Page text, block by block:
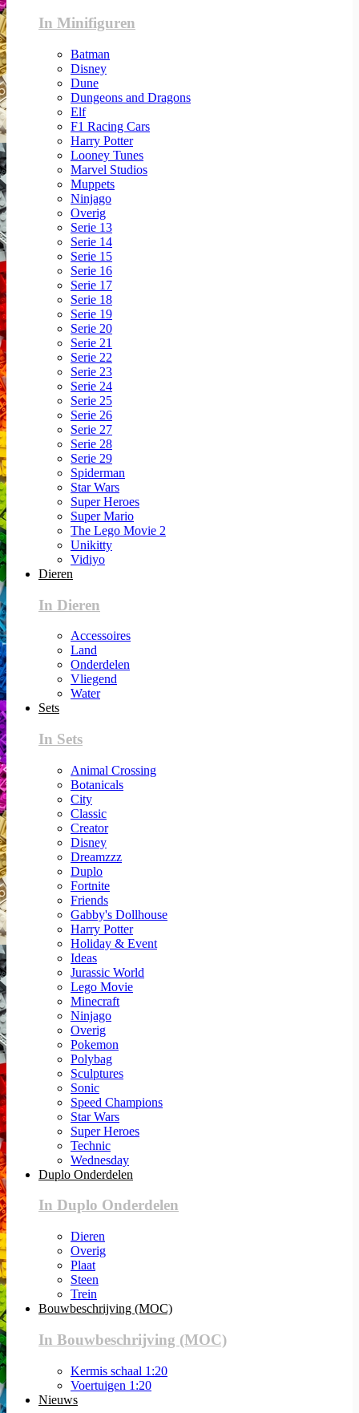
In Minifiguren
Batman
Disney
Dune
Dungeons and Dragons
Elf
F1 Racing Cars
Harry Potter
Looney Tunes
Marvel Studios
Muppets
Ninjago
Overig
Serie 13
Serie 14
Serie 15
Serie 16
Serie 17
Serie 18
Serie 19
Serie 20
Serie 21
Serie 22
Serie 23
Serie 24
Serie 25
Serie 26
Serie 27
Serie 28
Serie 29
Spiderman
Star Wars
Super Heroes
Super Mario
The Lego Movie 2
Unikitty
Vidiyo
Dieren
In Dieren
Accessoires
Land
Onderdelen
Vliegend
Water
Sets
In Sets
Animal Crossing
Botanicals
City
Classic
Creator
Disney
Dreamzzz
Duplo
Fortnite
Friends
Gabby's Dollhouse
Harry Potter
Holiday & Event
Ideas
Jurassic World
Lego Movie
Minecraft
Ninjago
Overig
Pokemon
Polybag
Sculptures
Sonic
Speed Champions
Star Wars
Super Heroes
Technic
Wednesday
Duplo Onderdelen
In Duplo Onderdelen
Dieren
Overig
Plaat
Steen
Trein
Bouwbeschrijving (MOC)
In Bouwbeschrijving (MOC)
Kermis schaal 1:20
Voertuigen 1:20
Nieuws